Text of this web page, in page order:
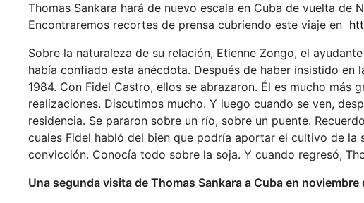
Thomas Sankara hará de nuevo escala en Cuba de vuelta
Encontraremos recortes de prensa cubriendo este viaje en
Sobre la naturaleza de su relación, Etienne Zongo, el
había confiado esta anécdota. Después de haber insistido
1984. Con Fidel Castro, ellos se abrazaron. Él es mucho más
realizaciones. Discutimos mucho. Y luego cuando se ven,
residencia. Se pararon sobre un río, sobre un puente.
cuales Fidel habló del bien que podría aportar el cultivo de
convicción. Conocía todo sobre la soja. Y cuando regresó,
Una segunda visita de Thomas Sankara a Cuba en noviembre